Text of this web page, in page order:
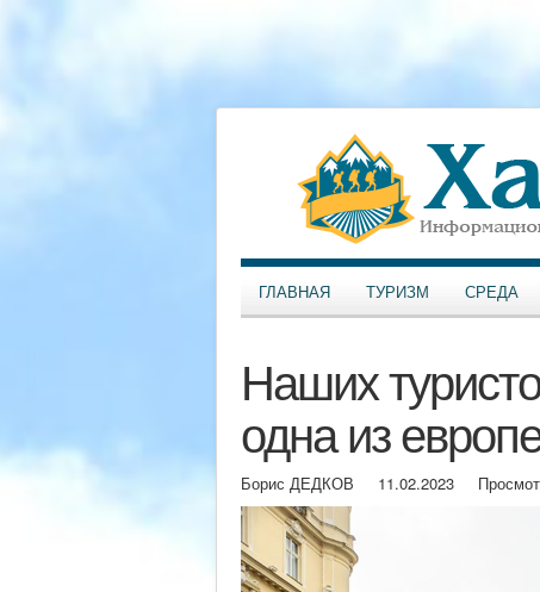
ГЛАВНАЯ ТУРИЗМ СРЕДА
Наших
одна из
Борис ДЕДКОВ 11.02.2023